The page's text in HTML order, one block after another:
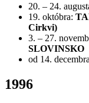
20. – 24.
19. októbra:
Cirkvi)
3. – 27.
SLOVINSKO
od 14.
1996